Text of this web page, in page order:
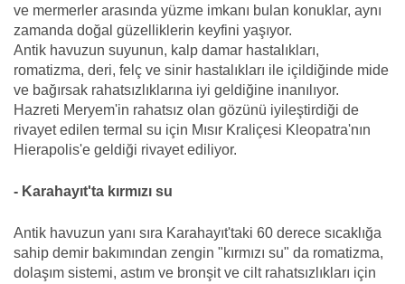
ve mermerler arasında yüzme imkanı bulan konuklar, aynı
zamanda doğal güzelliklerin keyfini yaşıyor.
Antik havuzun suyunun, kalp damar hastalıkları,
romatizma, deri, felç ve sinir hastalıkları ile içildiğinde mide
ve bağırsak rahatsızlıklarına iyi geldiğine inanılıyor.
Hazreti Meryem'in rahatsız olan gözünü iyileştirdiği de
rivayet edilen termal su için Mısır Kraliçesi Kleopatra'nın
Hierapolis'e geldiği rivayet ediliyor.
- Karahayıt'ta kırmızı su
Antik havuzun yanı sıra Karahayıt'taki 60 derece sıcaklığa
sahip demir bakımından zengin "kırmızı su" da romatizma,
dolaşım sistemi, astım ve bronşit ve cilt rahatsızlıkları için